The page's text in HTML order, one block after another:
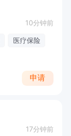
10分钟前
医疗保险
申请
17分钟前